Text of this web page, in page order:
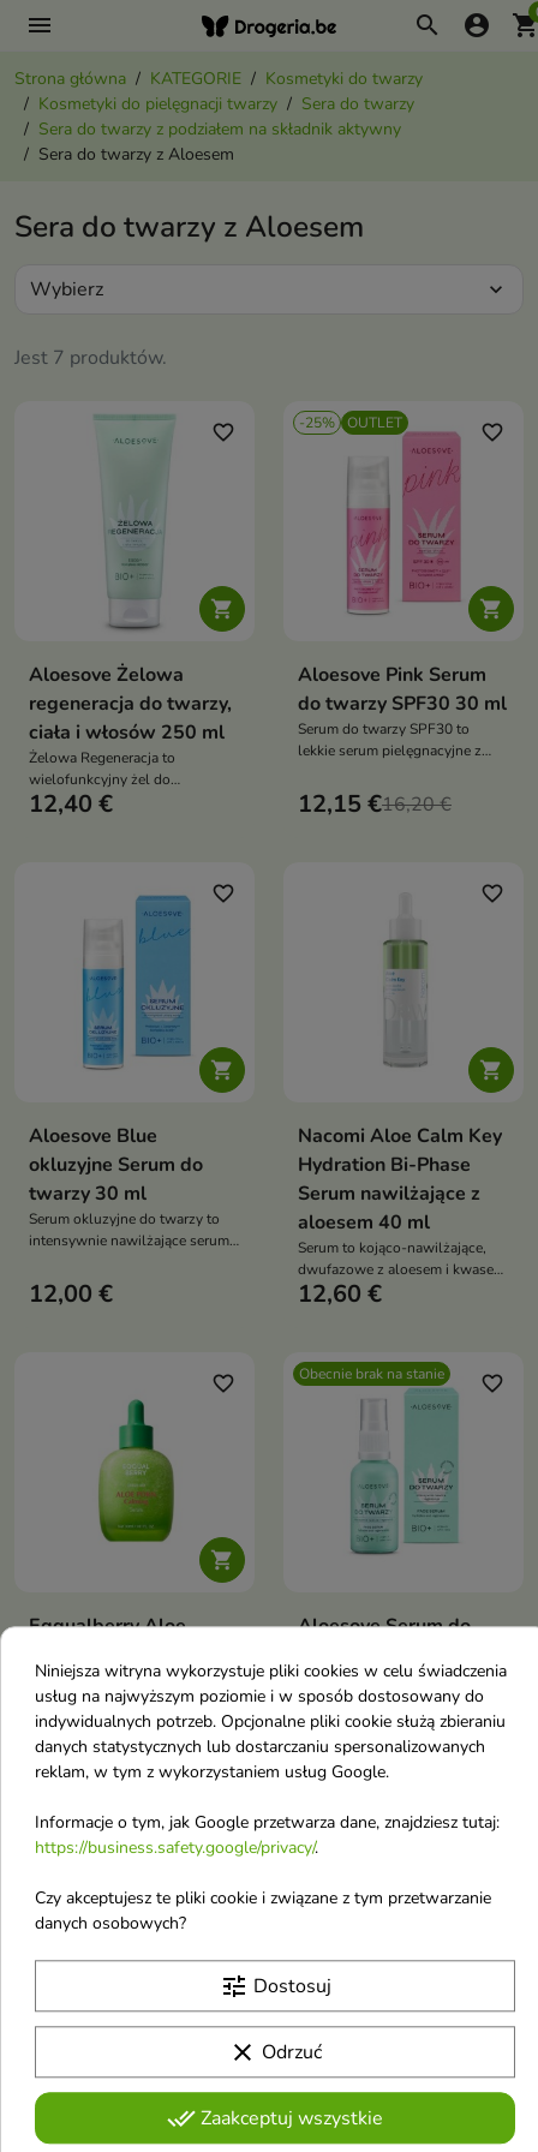
menu search account_circle
Strona główna KATEGORIE
Kosmetyki do twarzy
Kosmetyki do pielęgnacji twarzy
Sera do twarzy
Sera do twarzy z podziałem na składnik aktywny
Sera do twarzy z Aloesem
Sera do twarzy z Aloesem
Jest 7 produktów.
Wybierz expand_more

favorite_border
Aloesove Żelowa
regeneracja do twarzy,
ciała i włosów 250 ml
Żelowa Regeneracja to
wielofunkcyjny żel do
pielęgnacji twarzy, ciała i
pomaga chronić skórę i włosy
przed przesuszeniem
12,40 €
-25% OUTLET

favorite_border
Aloesove Pink Serum
do twarzy SPF30 30 ml
Serum do twarzy SPF30 to
lekkie serum pielęgnacyjne z
które zapewnia skuteczną
ochronę przed promieniowaniem
oraz chroni skórę przed stresem
12,15 €16,20 €

favorite_border
Aloesove Blue
okluzyjne Serum do
twarzy 30 ml
Serum okluzyjne do twarzy to
intensywnie nawilżające serum
każdego typu cery, szczególnie
suchej, odwodnionej oraz z
naturalną barierę ochronną
12,00 €

favorite_border
Nacomi Aloe Calm Key
Hydration Bi-Phase
Serum nawilżające z
aloesem 40 ml
Serum to kojąco-nawilżające,
dwufazowe z aloesem i kwasem
hialuronowym, które przywraca
12,60 €

favorite_border
Eqqualberry Aloe
łagodzące Serum
aloesowe z PDRN 30
ml
Kojąco-regenerujące serum z
intensywnie nawilża, łagodzi
podrażnienia i wzmacnia barierę
22,00 €
Obecnie brak na stanie favorite_border
Aloesove Serum do
ml
Serum do twarzy to lekkie,
intensywnie nawilżające serum
przeznaczone do pielęgnacji
każdego typu cery, szczególnie
oznakami starzenia
14,60 €
Obecnie brak na stanie favorite_border
Mokosh
Niniejsza witryna wykorzystuje pliki cookies w celu świadczenia
usług na najwyższym poziomie i w sposób dostosowany do
indywidualnych potrzeb. Opcjonalne pliki cookie służą zbieraniu
danych statystycznych lub dostarczaniu spersonalizowanych
reklam, w tym z wykorzystaniem usług Google.
Informacje o tym, jak Google przetwarza dane, znajdziesz tutaj:
https://business.safety.google/privacy/.
Czy akceptujesz te pliki cookie i związane z tym przetwarzanie
danych osobowych?
tune Dostosuj
clear Odrzuć
done_allZaakceptuj wszystkie